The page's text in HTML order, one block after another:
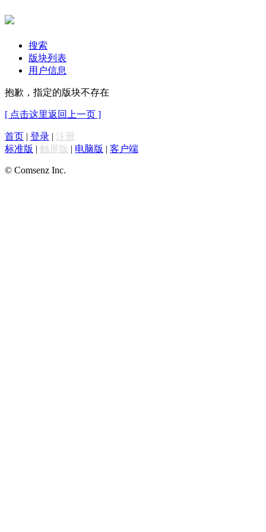
搜索
版块列表
用户信息
抱歉，指定的版块不存在
[ 点击这里返回上一页 ]
首页 | 登录 | 注册
标准版 | 触屏版 | 电脑版 | 客户端
© Comsenz Inc.